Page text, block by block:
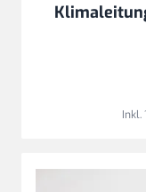
Inkl.